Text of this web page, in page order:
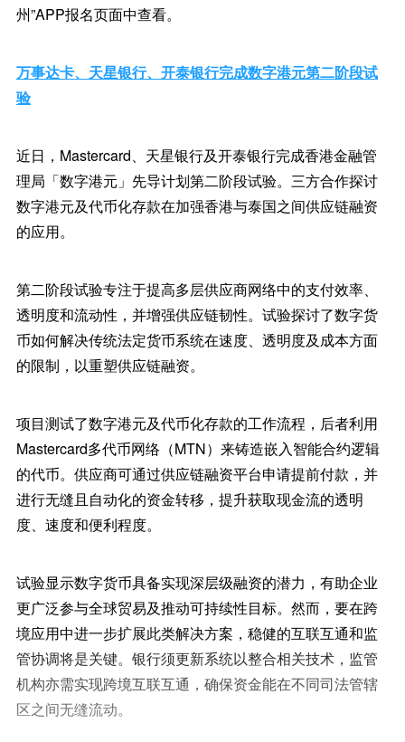
州”APP报名页面中查看。
万事达卡、天星银行、开泰银行完成数字港元第二阶段试
验
近日，Mastercard、天星银行及开泰银行完成香港金融管
理局「数字港元」先导计划第二阶段试验。三方合作探讨
数字港元及代币化存款在加强香港与泰国之间供应链融资
的应用。
第二阶段试验专注于提高多层供应商网络中的支付效率、
透明度和流动性，并增强供应链韧性。试验探讨了数字货
币如何解决传统法定货币系统在速度、透明度及成本方面
的限制，以重塑供应链融资。
项目测试了数字港元及代币化存款的工作流程，后者利用
Mastercard多代币网络（MTN）来铸造嵌入智能合约逻辑
的代币。供应商可通过供应链融资平台申请提前付款，并
进行无缝且自动化的资金转移，提升获取现金流的透明
度、速度和便利程度。
试验显示数字货币具备实现深层级融资的潜力，有助企业
更广泛参与全球贸易及推动可持续性目标。然而，要在跨
境应用中进一步扩展此类解决方案，稳健的互联互通和监
管协调将是关键。银行须更新系统以整合相关技术，监管
机构亦需实现跨境互联互通，确保资金能在不同司法管辖
区之间无缝流动。